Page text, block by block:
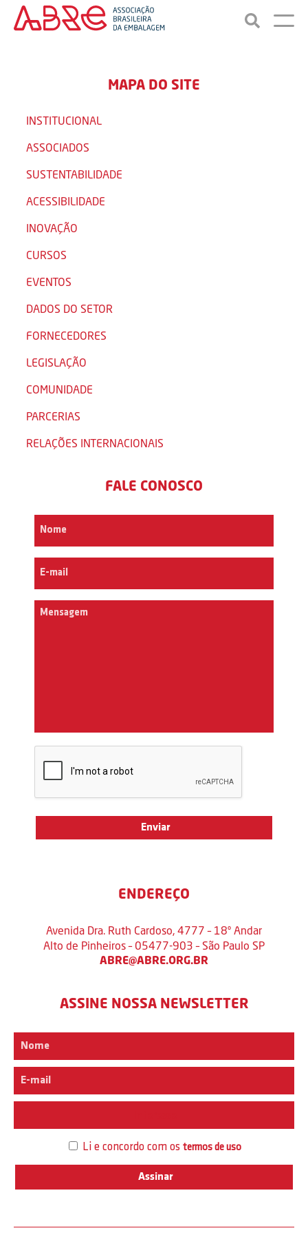
MAPA DO SITE
INSTITUCIONAL
ASSOCIADOS
SUSTENTABILIDADE
ACESSIBILIDADE
INOVAÇÃO
CURSOS
EVENTOS
DADOS DO SETOR
FORNECEDORES
LEGISLAÇÃO
COMUNIDADE
PARCERIAS
RELAÇÕES INTERNACIONAIS
FALE CONOSCO
ENDEREÇO
Avenida Dra. Ruth Cardoso, 4777 – 18º Andar
Alto de Pinheiros – 05477-903 – São Paulo SP
ABRE@ABRE.ORG.BR
ASSINE NOSSA NEWSLETTER
Li e concordo com os termos de uso